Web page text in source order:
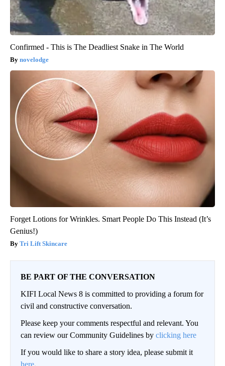
Confirmed - This is The Deadliest Snake in The World
novelodge
Forget Lotions for Wrinkles. Smart People Do This Instead (It’s
Genius!)
Tri Lift Skincare
BE PART OF THE CONVERSATION
KIFI Local News 8 is committed to providing a forum for
civil and constructive conversation.
Please keep your comments respectful and relevant. You
can review our Community Guidelines by clicking here
If you would like to share a story idea, please submit it
here.